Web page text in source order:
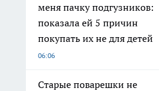
меня пачку подгузников:
показала ей 5 причин
покупать их не для детей
06:06
Старые поварешки не